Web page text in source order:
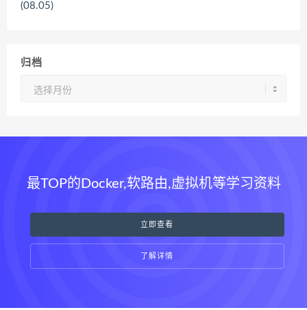
(08.05)
归档
最TOP的Docker,软路由,虚拟机等学习资料
立即查看
了解详情